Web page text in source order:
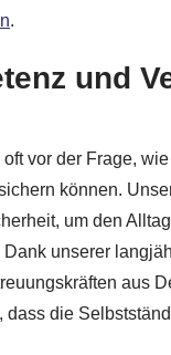
.
und
vor der Frage,
können.
um den
unserer
aus
die